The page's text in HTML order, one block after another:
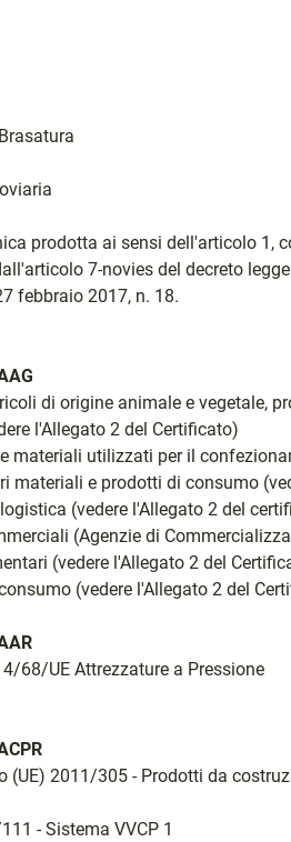
prodotta ai sensi dell'articolo 1,
7-novies del decreto
febbraio 2017, n. 18.
di origine animale e vegetale,
l'Allegato 2 del Certificato)
materiali utilizzati per il
materiali e prodotti di consumo
(vedere l'Allegato 2 del
(Agenzie di
(vedere l'Allegato 2 del
(vedere l'Allegato 2 del
68/UE Attrezzature a Pressione
(UE) 2011/305 - Prodotti da
- Sistema VVCP 1